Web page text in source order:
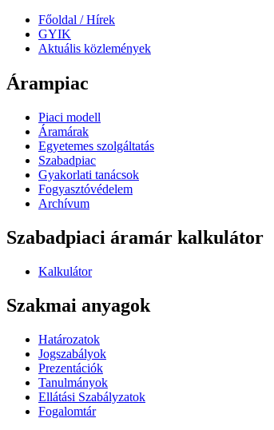
Főoldal / Hírek
GYIK
Aktuális közlemények
Árampiac
Piaci modell
Áramárak
Egyetemes szolgáltatás
Szabadpiac
Gyakorlati tanácsok
Fogyasztóvédelem
Archívum
Szabadpiaci áramár kalkulátor
Kalkulátor
Szakmai anyagok
Határozatok
Jogszabályok
Prezentációk
Tanulmányok
Ellátási Szabályzatok
Fogalomtár